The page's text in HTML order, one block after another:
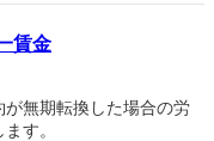
賃金
無期転換した場合の労
す。